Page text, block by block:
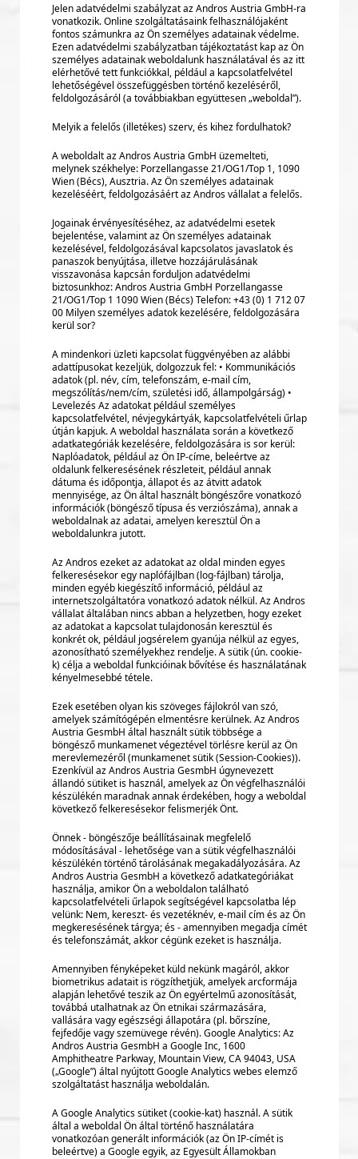
Jelen adatvédelmi szabályzat az Andros Austria GmbH-ra
vonatkozik. Online szolgáltatásaink felhasználójaként
fontos számunkra az Ön személyes adatainak védelme.
Ezen adatvédelmi szabályzatban tájékoztatást kap az Ön
személyes adatainak weboldalunk használatával és az itt
elérhetővé tett funkciókkal, például a kapcsolatfelvétel
lehetőségével összefüggésben történő kezeléséről,
feldolgozásáról (a továbbiakban együttesen „weboldal”).
Melyik a felelős (illetékes) szerv, és kihez fordulhatok?
A weboldalt az Andros Austria GmbH üzemelteti,
melynek székhelye: Porzellangasse 21/OG1/Top 1, 1090
Wien (Bécs), Ausztria. Az Ön személyes adatainak
kezeléséért, feldolgozásáért az Andros vállalat a felelős.
Jogainak érvényesítéséhez, az adatvédelmi esetek
bejelentése, valamint az Ön személyes adatainak
kezelésével, feldolgozásával kapcsolatos javaslatok és
panaszok benyújtása, illetve hozzájárulásának
visszavonása kapcsán forduljon adatvédelmi
biztosunkhoz: Andros Austria GmbH Porzellangasse
21/OG1/Top 1 1090 Wien (Bécs) Telefon: +43 (0) 1 712 07
00 Milyen személyes adatok kezelésére, feldolgozására
kerül sor?
A mindenkori üzleti kapcsolat függvényében az alábbi
adattípusokat kezeljük, dolgozzuk fel: • Kommunikációs
adatok (pl. név, cím, telefonszám, e-mail cím,
megszólítás/nem/cím, születési idő, állampolgárság) •
Levelezés Az adatokat például személyes
kapcsolatfelvétel, névjegykártyák, kapcsolatfelvételi űrlap
útján kapjuk. A weboldal használata során a következő
adatkategóriák kezelésére, feldolgozására is sor kerül:
Naplóadatok, például az Ön IP-címe, beleértve az
oldalunk felkeresésének részleteit, például annak
dátuma és időpontja, állapot és az átvitt adatok
mennyisége, az Ön által használt böngészőre vonatkozó
információk (böngésző típusa és verziószáma), annak a
weboldalnak az adatai, amelyen keresztül Ön a
weboldalunkra jutott.
Az Andros ezeket az adatokat az oldal minden egyes
felkeresésekor egy naplófájlban (log-fájlban) tárolja,
minden egyéb kiegészítő információ, például az
internetszolgáltatóra vonatkozó adatok nélkül. Az Andros
vállalat általában nincs abban a helyzetben, hogy ezeket
az adatokat a kapcsolat tulajdonosán keresztül és
konkrét ok, például jogsérelem gyanúja nélkül az egyes,
azonosítható személyekhez rendelje. A sütik (ún. cookie-
k) célja a weboldal funkcióinak bővítése és használatának
kényelmesebbé tétele.
Ezek esetében olyan kis szöveges fájlokról van szó,
amelyek számítógépén elmentésre kerülnek. Az Andros
Austria GesmbH által használt sütik többsége a
böngésző munkamenet végeztével törlésre kerül az Ön
merevlemezéről (munkamenet sütik (Session-Cookies)).
Ezenkívül az Andros Austria GesmbH úgynevezett
állandó sütiket is használ, amelyek az Ön végfelhasználói
készülékén maradnak annak érdekében, hogy a weboldal
következő felkeresésekor felismerjék Önt.
Önnek - böngészője beállításainak megfelelő
módosításával - lehetősége van a sütik végfelhasználói
készülékén történő tárolásának megakadályozására. Az
Andros Austria GesmbH a következő adatkategóriákat
használja, amikor Ön a weboldalon található
kapcsolatfelvételi űrlapok segítségével kapcsolatba lép
velünk: Nem, kereszt- és vezetéknév, e-mail cím és az Ön
megkeresésének tárgya; és - amennyiben megadja címét
és telefonszámát, akkor cégünk ezeket is használja.
Amennyiben fényképeket küld nekünk magáról, akkor
biometrikus adatait is rögzíthetjük, amelyek arcformája
alapján lehetővé teszik az Ön egyértelmű azonosítását,
továbbá utalhatnak az Ön etnikai származására,
vallására vagy egészségi állapotára (pl. bőrszíne,
fejfedője vagy szemüvege révén). Google Analytics: Az
Andros Austria GesmbH a Google Inc, 1600
Amphitheatre Parkway, Mountain View, CA 94043, USA
(„Google”) által nyújtott Google Analytics webes elemző
szolgáltatást használja weboldalán.
A Google Analytics sütiket (cookie-kat) használ. A sütik
által a weboldal Ön által történő használatára
vonatkozóan generált információk (az Ön IP-címét is
beleértve) a Google egyik, az Egyesült Államokban